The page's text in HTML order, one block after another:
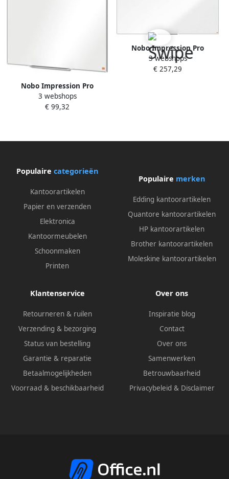
Nobo Impression Pro
magnetisch whiteboard
emaille ft 90 x 60 cm
3 webshops
€ 99,32
Nobo Impression Pro
magnetisch whiteboard
emaille ft 180 x 90 cm
3 webshops
€ 257,29
Populaire categorieën
Kantoorartikelen
Papier en verzenden
Elektronica
Kantoormeubelen
Schoonmaken
Printen
Populaire merken
Edding kantoorartikelen
Quantore kantoorartikelen
HP kantoorartikelen
Brother kantoorartikelen
Moleskine kantoorartikelen
Klantenservice
Retourneren & ruilen
Verzending & bezorging
Status van bestelling
Garantie & reparatie
Betaalmogelijkheden
Voorraad & beschikbaarheid
Over ons
Inspiratie blog
Contact
Over ons
Samenwerken
Betrouwbaarheid
Privacybeleid & Disclaimer